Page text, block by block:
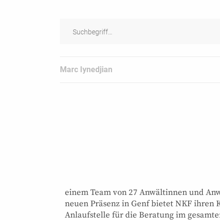
Marc Iynedjian
einem Team von 27 Anwältinnen und
neuen Präsenz in Genf bietet NKF ihren
Anlaufstelle für die Beratung im